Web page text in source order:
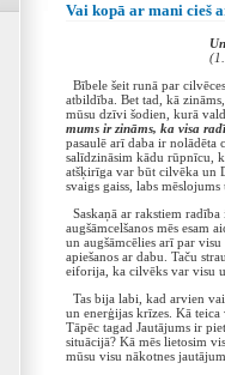
Vai kopā ar mani cieš
Bībele šeit runā par
atbildība. Bet tad, kā
mūsu dzīvi šodien, kurā
mums ir zināms, ka visa
pasaulē arī daba ir nolādēta
salīdzināsim kādu rūpnīcu,
atšķirīga var būt cilvēka un
svaigs gaiss, labs
Saskaņā ar rakstiem
augšāmcelšanos mēs
un augšāmcēlies arī par
apiešanos ar dabu. Taču
eiforija, ka cilvēks var visu
Tas bija labi, kad arvien
un enerģijas krīzes. Kā
Tāpēc tagad Jautājums ir
situācijā? Kā mēs lietosim
mūsu visu nākotnes